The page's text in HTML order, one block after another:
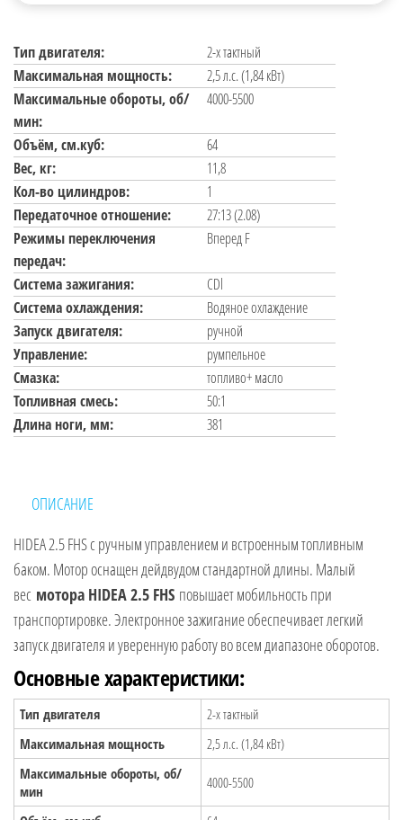
Тип двигателя:
2-х тактный
Максимальная мощность:
2,5 л.с. (1,84 кВт)
Максимальные обороты, об/
мин:
4000-5500
Объём, см.куб:
64
Вес, кг:
11,8
Кол-во цилиндров:
1
Передаточное отношение:
27:13 (2.08)
Режимы переключения
передач:
Вперед F
Система зажигания:
CDl
Система охлаждения:
Водяное охлаждение
Запуск двигателя:
ручной
Управление:
румпельное
Смазка:
топливо+ масло
Топливная смесь:
50:1
Длина ноги, мм:
381
ОПИСАНИЕ
HIDEA 2.5 FHS с ручным управлением и встроенным топливным
баком. Мотор оснащен дейдвудом стандартной длины. Малый
вес мотора HIDEA 2.5 FHS повышает мобильность при
транспортировке. Электронное зажигание обеспечивает легкий
запуск двигателя и уверенную работу во всем диапазоне оборотов.
Основные характеристики:
Тип двигателя
2-х тактный
Максимальная мощность
2,5 л.с. (1,84 кВт)
Максимальные обороты, об/
мин
4000-5500